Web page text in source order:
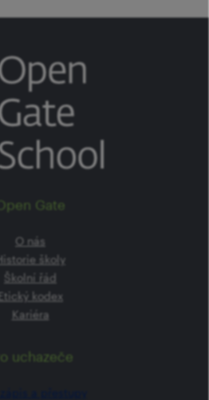
Gate
O nás
školy
Školní řád
kodex
Kariéra
uchazeče